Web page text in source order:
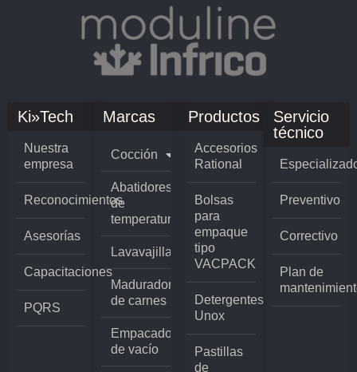
Ki»Tech
Nuestra
empresa
Reconocimientos
Asesorías
Capacitaciones
PQRS
Marcas
Cocción
Abatidores
de
temperatura
Lavavajillas
Madurador
de carnes
Empacadoras
de vacío
Productos
Accesorios
Rational
Bolsas
para
empaque
tipo
VACPACK
Detergentes
Unox
Pastillas
de
Servicio
técnico
Preventivo
Correctivo
Plan de